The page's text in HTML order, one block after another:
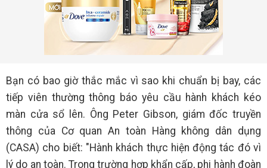
Bạn có bao giờ thắc mắc vì sao khi chuẩn bị bay, các
tiếp viên thường thông báo yêu cầu hành khách kéo
màn cửa sổ lên. Ông Peter Gibson, giám đốc truyền
thông của Cơ quan An toàn Hàng không dân dụng
(CASA) cho biết: "Hành khách thực hiện động tác đó vì
lý do an toàn. Trong trường hợp khẩn cấp, phi hành đoàn